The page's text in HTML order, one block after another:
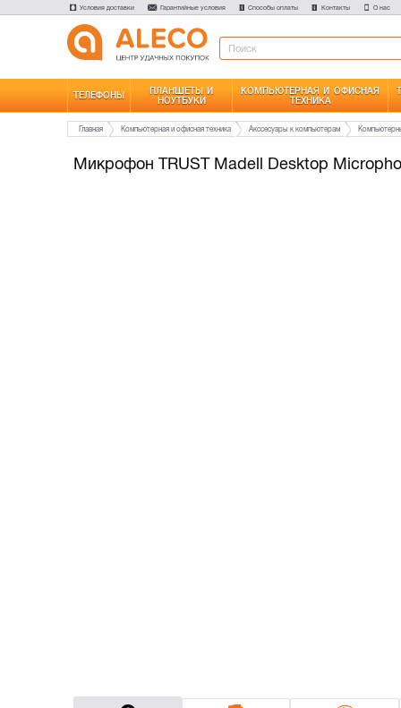
Условия доставки Гарантийные условия Способы оплаты Контакты О нас
ТЕЛЕФОНЫ
ПЛАНШЕТЫ И
НОУТБУКИ
КОМПЬЮТЕРНАЯ И ОФИСНАЯ
ТЕХНИКА
Главная Компьютерная и офисная техника Акссесуары к компьютерам
Микрофон TRUST Madell Desktop